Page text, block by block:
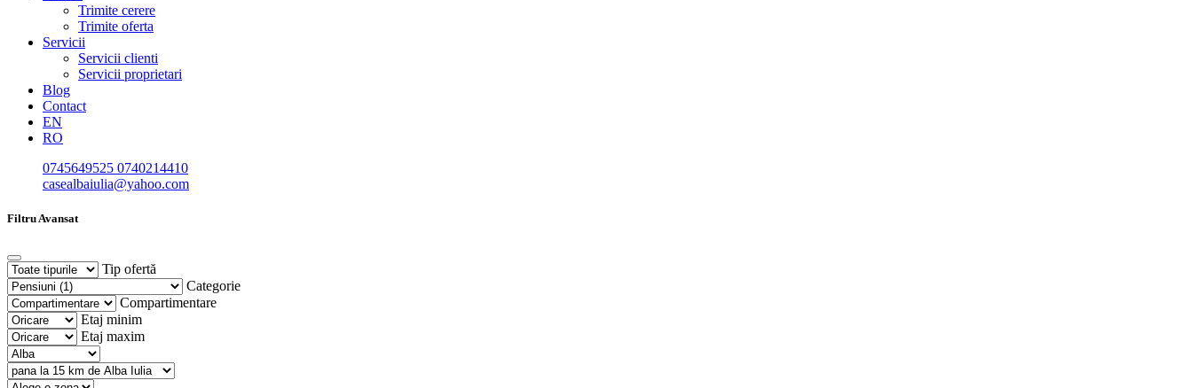
Trimite cerere
Trimite oferta
Servicii
Servicii clienti
Servicii proprietari
Blog
Contact
EN
RO
0745649525 0740214410
casealbaiulia@yahoo.com
Filtru Avansat
Tip ofertă
Categorie
Compartimentare
Etaj minim
Etaj maxim